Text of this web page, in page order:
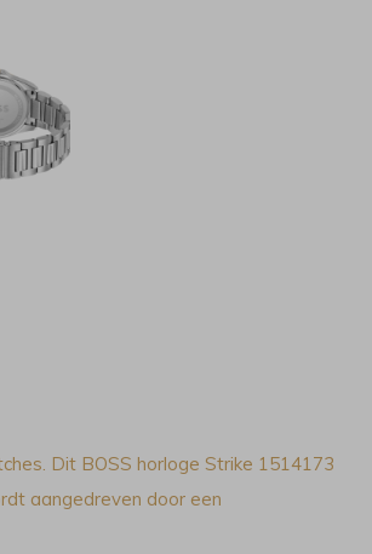
Dit BOSS horloge Strike 1514173
aangedreven door een